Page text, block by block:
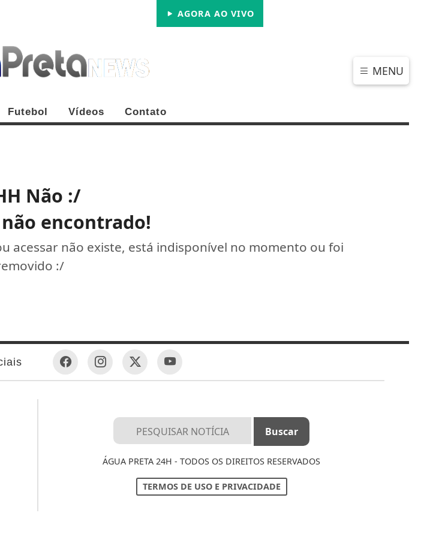
AGORA AO VIVO
MENU
Futebol Vídeos Contato
Não :/
encontrado!
acessar não existe, está indisponível no momento ou foi
:/
ÁGUA PRETA 24H - TODOS OS DIREITOS RESERVADOS
TERMOS DE USO E PRIVACIDADE